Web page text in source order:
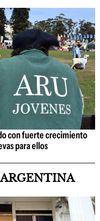
con fuerte crecimiento
para ellos